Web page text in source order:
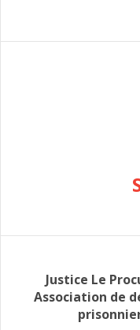
Justice Le
Association de